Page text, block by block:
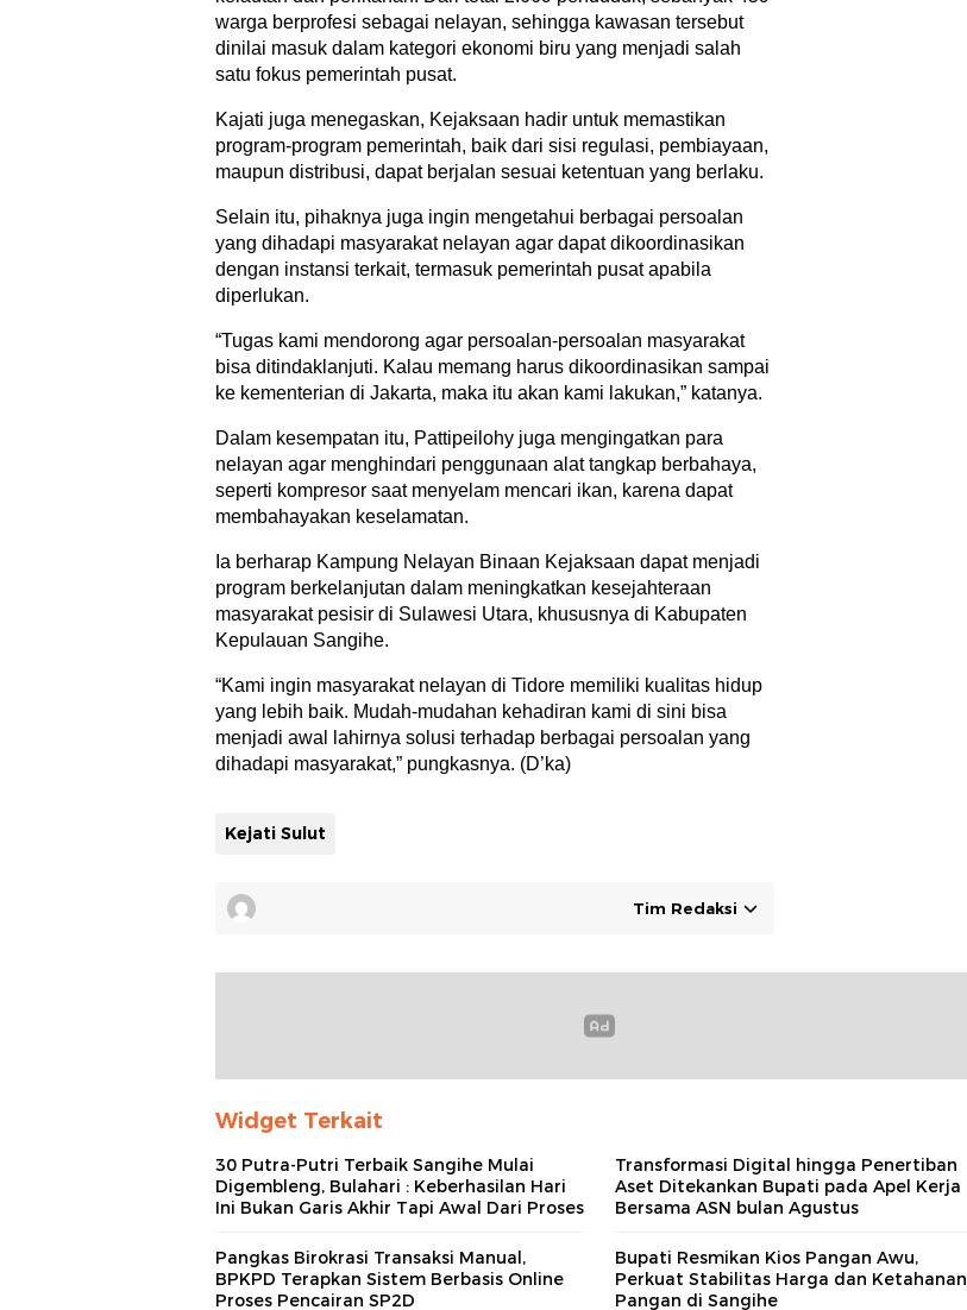
warga berprofesi sebagai nelayan, sehingga kawasan tersebut
dinilai masuk dalam kategori ekonomi biru yang menjadi salah
satu fokus pemerintah pusat.
Kajati juga menegaskan, Kejaksaan hadir untuk memastikan
program-program pemerintah, baik dari sisi regulasi, pembiayaan,
maupun distribusi, dapat berjalan sesuai ketentuan yang berlaku.
Selain itu, pihaknya juga ingin mengetahui berbagai persoalan
yang dihadapi masyarakat nelayan agar dapat dikoordinasikan
dengan instansi terkait, termasuk pemerintah pusat apabila
diperlukan.
“Tugas kami mendorong agar persoalan-persoalan masyarakat
bisa ditindaklanjuti. Kalau memang harus dikoordinasikan sampai
ke kementerian di Jakarta, maka itu akan kami lakukan,” katanya.
Dalam kesempatan itu, Pattipeilohy juga mengingatkan para
nelayan agar menghindari penggunaan alat tangkap berbahaya,
seperti kompresor saat menyelam mencari ikan, karena dapat
membahayakan keselamatan.
Ia berharap Kampung Nelayan Binaan Kejaksaan dapat menjadi
program berkelanjutan dalam meningkatkan kesejahteraan
masyarakat pesisir di Sulawesi Utara, khususnya di Kabupaten
Kepulauan Sangihe.
“Kami ingin masyarakat nelayan di Tidore memiliki kualitas hidup
yang lebih baik. Mudah-mudahan kehadiran kami di sini bisa
menjadi awal lahirnya solusi terhadap berbagai persoalan yang
dihadapi masyarakat,” pungkasnya. (D’ka)
Kejati Sulut
Tim Redaksi
Widget Terkait
30 Putra-Putri Terbaik Sangihe Mulai
Digembleng, Bulahari : Keberhasilan Hari
Ini Bukan Garis Akhir Tapi Awal Dari Proses
Transformasi Digital hingga Penertiban
Aset Ditekankan Bupati pada Apel Kerja
Bersama ASN bulan Agustus
Pangkas Birokrasi Transaksi Manual,
BPKPD Terapkan Sistem Berbasis Online
Proses Pencairan SP2D
Bupati Resmikan Kios Pangan Awu,
Perkuat Stabilitas Harga dan Ketahanan
Pangan di Sangihe